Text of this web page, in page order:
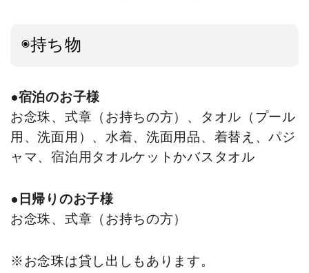
◉持ち物
●宿泊のお子様
お念珠、式章（お持ちの方）、タオル（プール
用、洗面用）、 水着、洗面用品、着替え、パジ
ャマ、宿泊用タオルケットかバスタオル
●日帰りのお子様
お念珠、式章（お持ちの方）
※お念珠は貸し出しもあります。